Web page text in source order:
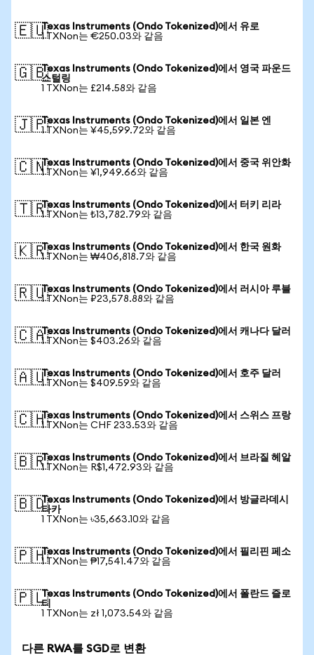
🇪🇺Texas Instruments (Ondo Tokenized)에서 유로
1 TXNon는 €250.03와 같음
🇬🇧Texas Instruments (Ondo Tokenized)에서 영국 파운드
스털링
1 TXNon는 £214.58와 같음
🇯🇵Texas Instruments (Ondo Tokenized)에서 일본 엔
1 TXNon는 ¥45,599.72와 같음
🇨🇳Texas Instruments (Ondo Tokenized)에서 중국 위안화
1 TXNon는 ¥1,949.66와 같음
🇹🇷Texas Instruments (Ondo Tokenized)에서 터키 리라
1 TXNon는 ₺13,782.79와 같음
🇰🇷Texas Instruments (Ondo Tokenized)에서 한국 원화
1 TXNon는 ₩406,818.7와 같음
🇷🇺Texas Instruments (Ondo Tokenized)에서 러시아 루블
1 TXNon는 ₽23,578.88와 같음
🇨🇦Texas Instruments (Ondo Tokenized)에서 캐나다 달러
1 TXNon는 $403.26와 같음
🇦🇺Texas Instruments (Ondo Tokenized)에서 호주 달러
1 TXNon는 $409.59와 같음
🇨🇭Texas Instruments (Ondo Tokenized)에서 스위스 프랑
1 TXNon는 CHF 233.53와 같음
🇧🇷Texas Instruments (Ondo Tokenized)에서 브라질 헤알
1 TXNon는 R$1,472.93와 같음
🇧🇩Texas Instruments (Ondo Tokenized)에서 방글라데시
타카
1 TXNon는 ৳35,663.10와 같음
🇵🇭Texas Instruments (Ondo Tokenized)에서 필리핀 페소
1 TXNon는 ₱17,541.47와 같음
🇵🇱Texas Instruments (Ondo Tokenized)에서 폴란드 즐로
티
1 TXNon는 zł 1,073.54와 같음
다른 RWA를 SGD로 변환